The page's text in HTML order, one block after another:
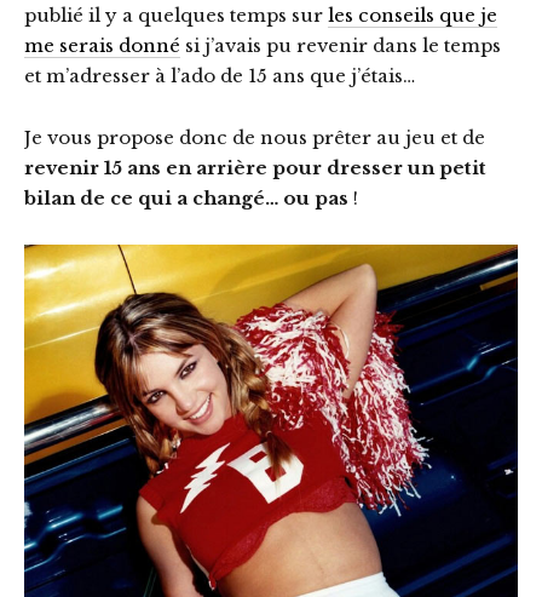
publié il y a quelques temps sur les conseils que je
me serais donné si j’avais pu revenir dans le temps
et m’adresser à l’ado de 15 ans que j’étais…
Je vous propose donc de nous prêter au jeu et de
revenir 15 ans en arrière pour dresser un petit
bilan de ce qui a changé… ou pas !